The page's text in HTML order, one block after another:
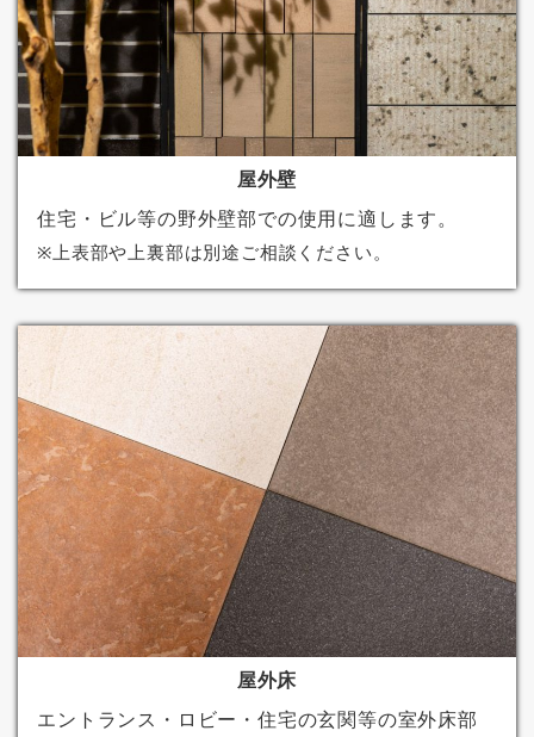
屋外壁
住宅・ビル等の野外壁部での使用に適します。
※上表部や上裏部は別途ご相談ください。
屋外床
エントランス・ロビー・住宅の玄関等の室外床部